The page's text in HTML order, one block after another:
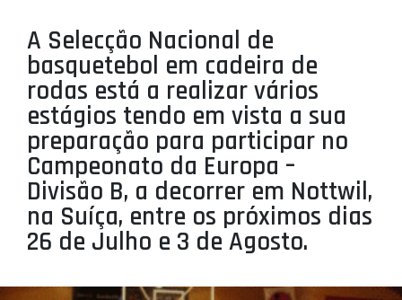
PROJETOS
LIGA BETCLIC MASCULINA
LIGA BETCLIC FEMININA
A Selecção Nacional de
basquetebol em cadeira de
rodas está a realizar vários
estágios tendo em vista a sua
preparação para participar no
Campeonato da Europa –
Divisão B, a decorrer em Nottwil,
na Suíça, entre os próximos dias
26 de Julho e 3 de Agosto.